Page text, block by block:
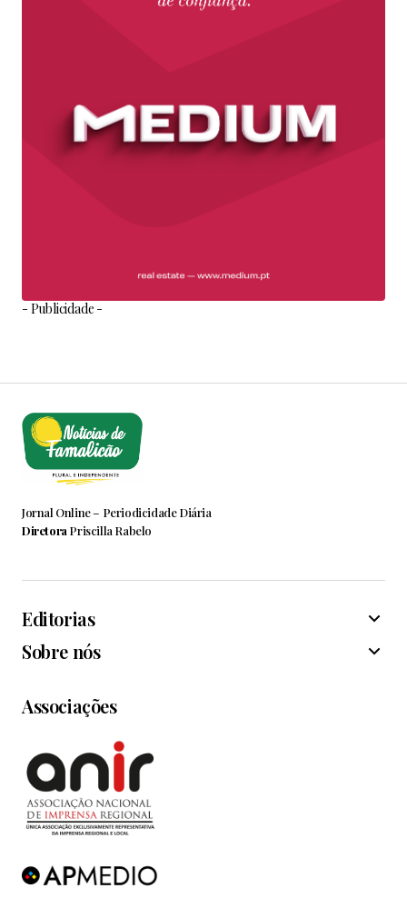
- Publicidade -
Jornal Online – Periodicidade Diária
Diretora Priscilla Rabelo
Editorias
Sobre nós
Associações